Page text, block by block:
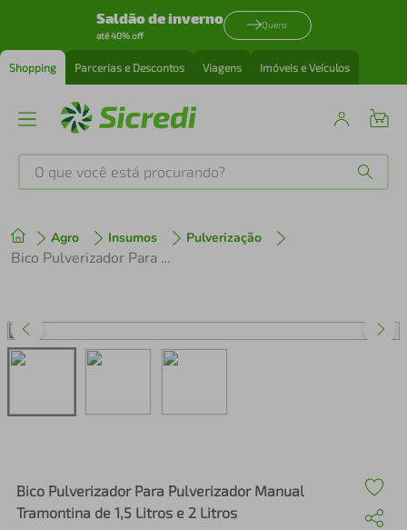
Saldão de inverno
até 40% off
Quero
Shopping Parcerias e Descontos Viagens Imóveis e Veículos
O que você está procurando?
Agro Insumos Pulverização
Bico Pulverizador Para Pulverizador Manual Tramontina de 1,5 Litros e 2 Litros
Bico Pulverizador Para Pulverizador Manual
Tramontina de 1,5 Litros e 2 Litros
1º tenis
perfume